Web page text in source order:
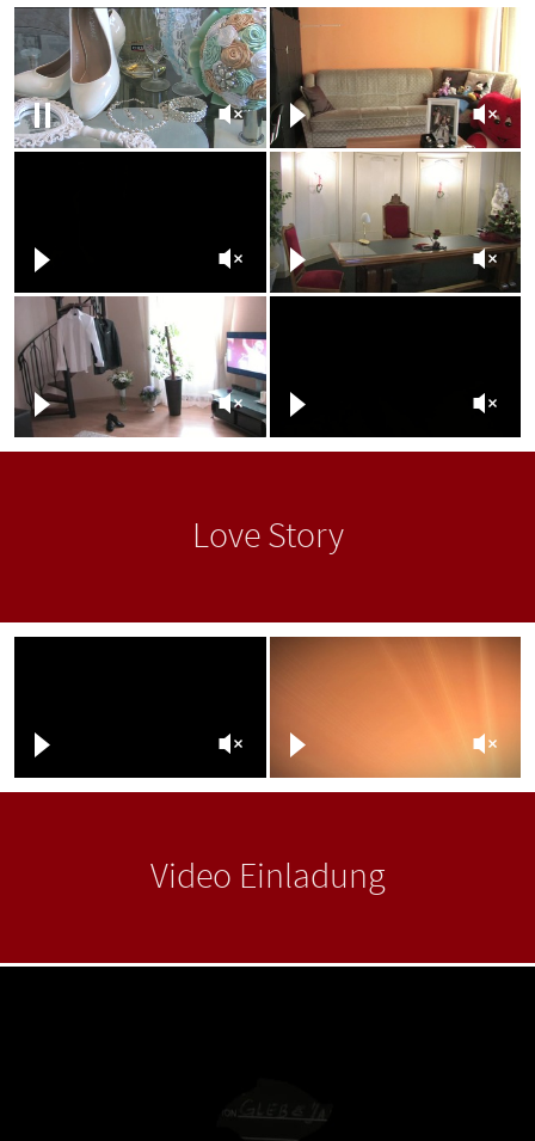
Love Story
Video Einladung